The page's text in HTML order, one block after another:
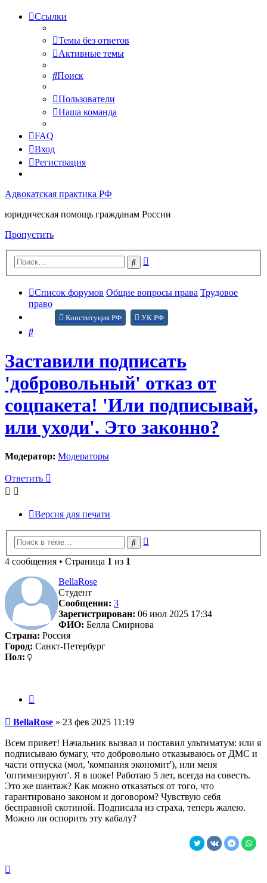
Ссылки
Темы без ответов
Активные темы
Поиск
Пользователи
Наша команда
FAQ
Вход
Регистрация
Адвокатская практика РФ
юридическая помощь гражданам России
Пропустить
Поиск
Список форумов Общие вопросы права Трудовое
право
Конституция РФ УК РФ
Поиск
Заставили подписать
'добровольный' отказ от
соцпакета! 'Или подписывай,
или уходи'. Это законно?
Модератор: Модераторы
Ответить
Версия для печати
Поиск
4 сообщения • Страница 1 из 1
BellaRose
Студент
Сообщения: 3
Зарегистрирован: 06 июл 2025 17:34
ФИО: Белла Смирнова
Страна: Россия
Город: Санкт-Петербург
Пол:
Сообщение
BellaRose » 23 фев 2025 11:19
Всем привет! Начальник вызвал и поставил ультиматум: или я
подписываю бумагу, что добровольно отказываюсь от ДМС и
части отпуска (мол, 'компания экономит'), или меня
'оптимизируют'. Я в шоке! Работаю 5 лет, всегда на совесть.
Это же шантаж? Как можно отказаться от того, что
гарантировано законом и договором? Чувствую себя
бесправной скотиной. Подписала из страха, теперь жалею.
Можно ли оспорить эту кабалу?